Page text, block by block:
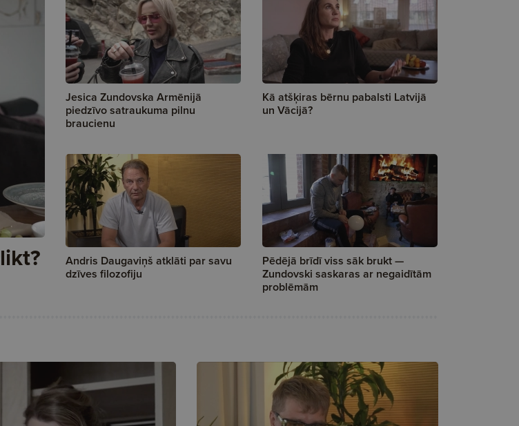
Jesica Zundovska Armēnijā
piedzīvo satraukuma pilnu
braucienu
Kā atšķiras bērnu pabalsti Latvijā
un Vācijā?
Andris Daugaviņš atklāti par savu
dzīves filozofiju
Pēdējā brīdī viss sāk brukt —
Zundovski saskaras ar negaidītām
problēmām